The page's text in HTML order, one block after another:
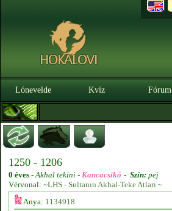
Lónevelde Kvíz Fórum
1250 - 1206
0 éves -Akhal tekini - Kancacsikó - Szín: pej
Vérvonal: ~LHS - Sultanın Akhal-Teke Atları ~
Anya: 1134918